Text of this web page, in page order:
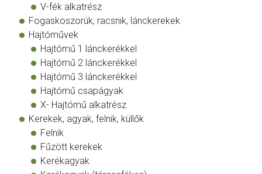
V-fék alkatrész
Fogaskoszorúk, racsnik, lánckerekek
Hajtóművek
Hajtómű 1 lánckerékkel
Hajtómű 2 lánckerékkel
Hajtómű 3 lánckerékkel
Hajtómű csapágyak
X- Hajtómű alkatrész
Kerekek, agyak, felnik, küllők
Felnik
Fűzött kerekek
Kerékagyak